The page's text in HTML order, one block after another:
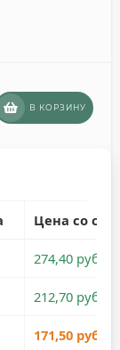
В КОРЗИНУ
Цена со
274,40 руб.
212,70 руб.
171,50 руб.